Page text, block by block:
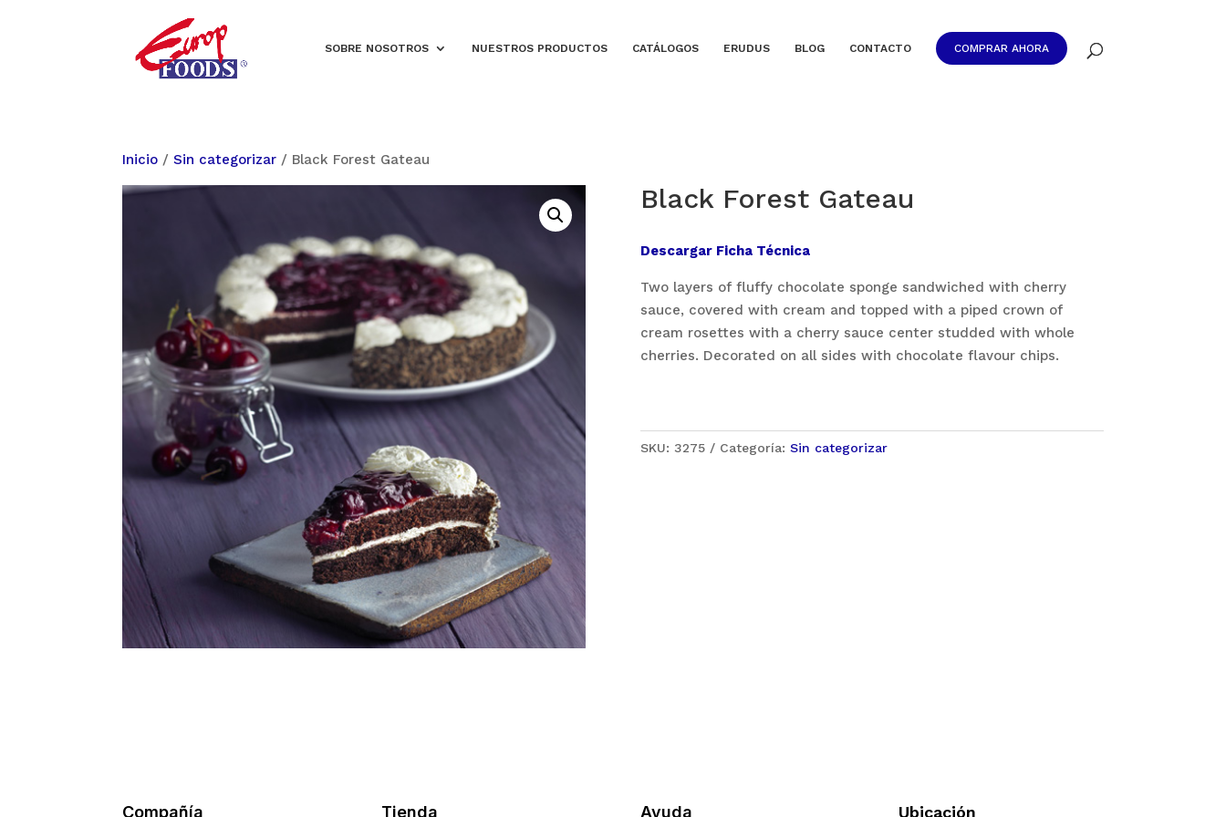
SOBRE NOSOTROS NUESTROS PRODUCTOS CATÁLOGOS ERUDUS BLOG CONTACTO COMPRAR AHORA
Inicio /Sin categorizar / Black Forest Gateau
Black Forest Gateau
Descargar Ficha Técnica
Two layers of fluffy chocolate sponge sandwiched with cherry
sauce, covered with cream and topped with a piped crown of
cream rosettes with a cherry sauce center studded with whole
cherries. Decorated on all sides with chocolate flavour chips.
SKU: 3275 Categoría: Sin categorizar
Compañía Tienda Ayuda Ubicación